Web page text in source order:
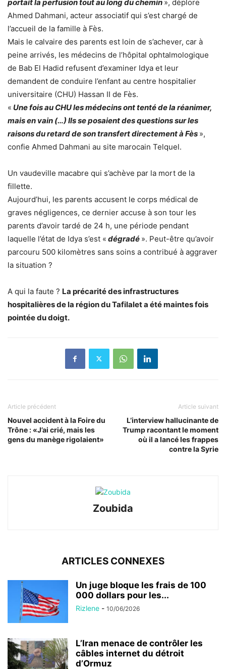
portait la perfusion tout au long du chemin », déplore
Ahmed Dahmani, acteur associatif qui s’est chargé de
l’accueil de la famille à Fès.
Mais le calvaire des parents est loin de s’achever, car à
peine arrivés, les médecins de l’hôpital ophtalmologique
de Bab El Hadid refusent d’examiner Idya et leur
demandent de conduire l’enfant au centre hospitalier
universitaire (CHU) Hassan II de Fès.
« Une fois au CHU les médecins ont tenté de la réanimer,
mais en vain (…) Ils se posaient des questions sur les
raisons du retard de son transfert directement à Fès »,
confie Ahmed Dahmani au site marocain Telquel.
Un vaudeville macabre qui s’achève par la mort de la
fillette.
Aujourd’hui, les parents accusent le corps médical de
graves négligences, ce dernier accuse à son tour les
parents d’avoir tardé de 24 h, une période pendant
laquelle l’état de Idya s’est « dégradé ». Peut-être qu’avoir
parcouru 500 kilomètres sans soins a contribué à aggraver
la situation ?
A qui la faute ? La précarité des infrastructures
hospitalières de la région du Tafilalet a été maintes fois
pointée du doigt.
Article précédent
Nouvel accident à la Foire du
Trône : «J’ai crié, mais les
gens du manège rigolaient»
Article suivant
L’interview hallucinante de
Trump racontant le moment
où il a lancé les frappes
contre la Syrie
Zoubida
ARTICLES CONNEXES
Un juge bloque les frais de 100
000 dollars pour les...
Rizlene - 10/06/2026
L’Iran menace de contrôler les
câbles internet du détroit
d’Ormuz